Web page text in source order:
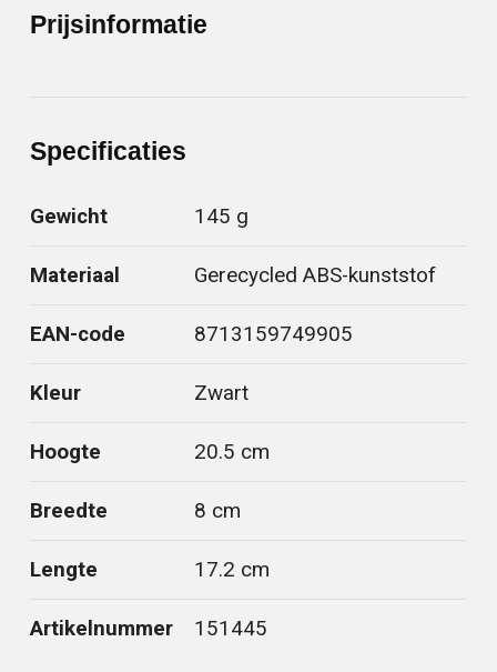
Prijsinformatie
Specificaties
Gewicht 145 g
Materiaal Gerecycled ABS-kunststof
EAN-code 8713159749905
Kleur Zwart
Hoogte 20.5 cm
Breedte 8 cm
Lengte 17.2 cm
Artikelnummer 151445